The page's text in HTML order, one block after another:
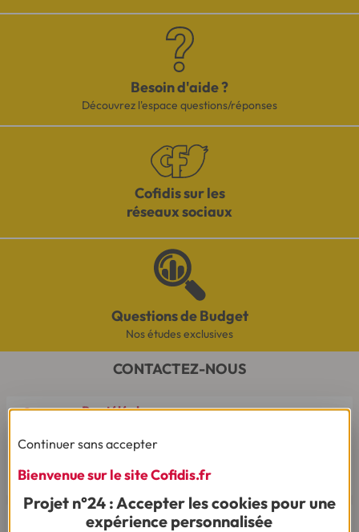
Besoin d'aide ?
Découvrez l'espace questions/réponses
Cofidis sur les
réseaux sociaux
Questions de Budget
Nos études exclusives
CONTACTEZ-NOUS
Par téléphone
Le samedi de 8h00 à 14h00.
opérateur).
Continuer sans accepter
Bienvenue sur le site Cofidis.fr
Projet n°24 : Accepter les cookies pour une
expérience personnalisée